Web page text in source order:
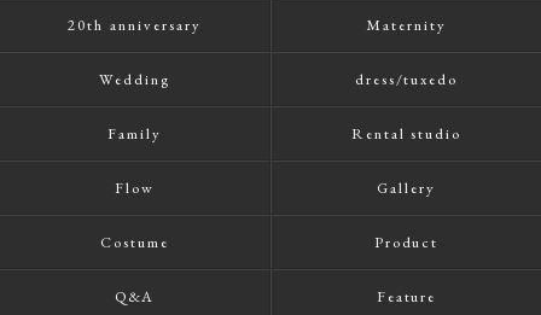
20th anniversary Maternity
Wedding dress/tuxedo
Family Rental studio
Flow Gallery
Costume Product
Q&A Feature